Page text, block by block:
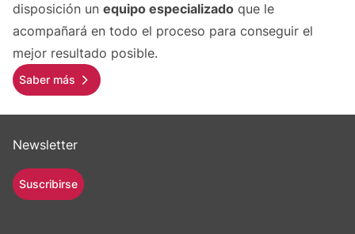
disposición un equipo especializado que le
acompañará en todo el proceso para conseguir el
mejor resultado posible.
Saber más
Newsletter
Suscribirse